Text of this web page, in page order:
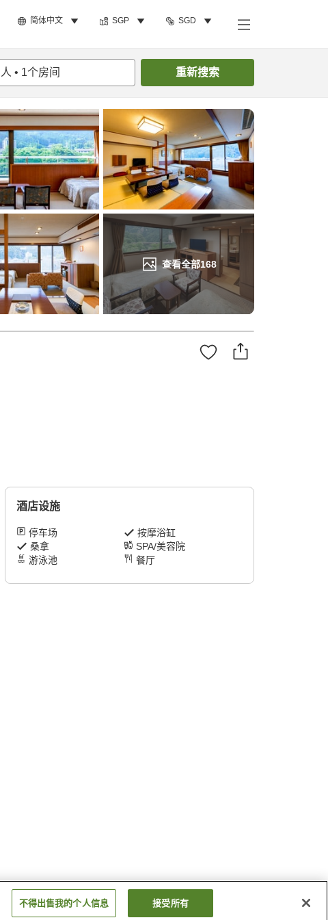
简体中文 SGP SGD
人 • 1个房间 重新搜索
查看全部168
搜索客房
酒店设施
停车场
按摩浴缸
桑拿
SPA/美容院
游泳池
餐厅
不得出售我的个人信息 接受所有